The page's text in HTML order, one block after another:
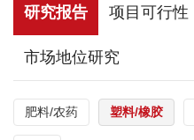
研究报告 项目可行性
市场地位研究
肥料/农药 塑料/橡胶